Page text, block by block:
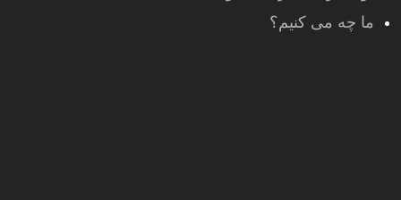
ما چه می کنیم؟